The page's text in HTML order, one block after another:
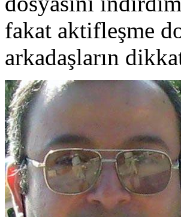
fakat aktifleşme
arkadaşların